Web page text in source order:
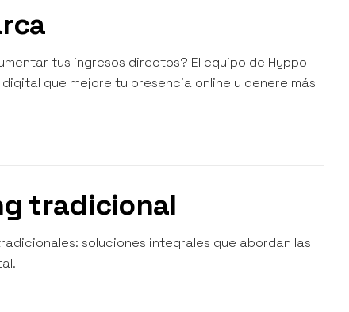
tus ingresos directos? El equipo de Hyppo
que mejore tu presencia online y genere más
tradicional
soluciones integrales que abordan las